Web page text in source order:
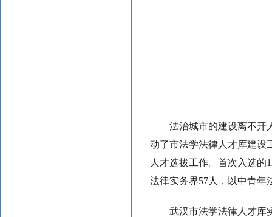
法治城市的建设离不开
动了市法学法律人才库建设
人才选拔工作。首次入选的
法律实务界57人，以中青年
武汉市法学法律人才库